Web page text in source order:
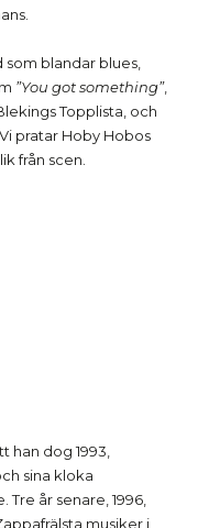
som blandar blues,
”You got something”,
Topplista, och
pratar Hoby Hobos
från scen.
han dog 1993,
sina kloka
år senare, 1996,
musiker i